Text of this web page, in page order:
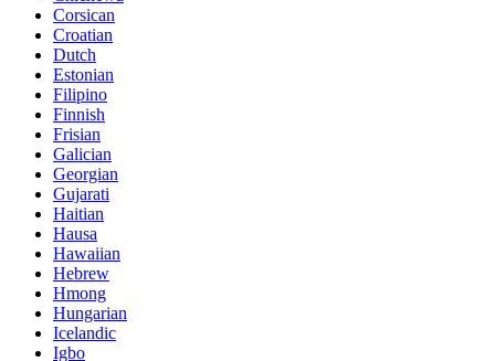
Corsican
Croatian
Dutch
Estonian
Filipino
Finnish
Frisian
Galician
Georgian
Gujarati
Haitian
Hausa
Hawaiian
Hebrew
Hmong
Hungarian
Icelandic
Igbo